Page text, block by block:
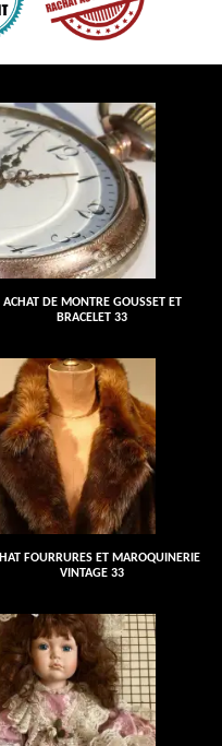
ACHAT DE MONTRE GOUSSET ET
BRACELET 33
FOURRURES ET MAROQUINERIE
VINTAGE 33